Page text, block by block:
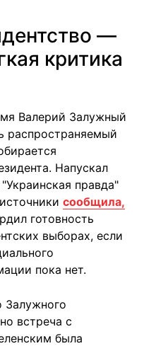
—
критика
Валерий Залужный
распространяемый
Напускал
правда"
сообщила,
готовность
выборах, если
пока нет.
Залужного
встреча с
была